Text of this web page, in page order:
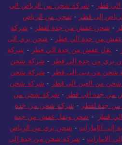
قطر - شركة شحن من الرياض الي
إلى قطر - شحن من الرياض
- شحن عفش من جدة لقطر - شركة
من جدة الي قطر - شحن بري الى
- نقل عفش من جدة الي قطر - شركة
بري من جدة الي قطر - شركة شحن
شحن من دبي الى قطر - شركة شحن
من العين الى قطر - شركة شحن
من جدة الي قطر - شركة شحن من
جدة لقطر - شركة شحن من جدة
قطر - شحن ونقل عفش من جدة
الإمارات - شحن بري من الرياض
الامارات - شركة شحن من جدة إلى